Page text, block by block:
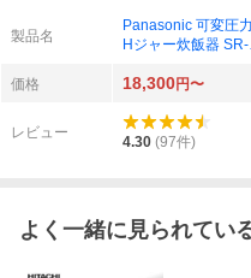
製品名
Panasonic 可変圧
Hジャー炊飯器 SR-N
価格 18,300円〜
レビュー
4.30 (97件)
よく一緒に見られてい